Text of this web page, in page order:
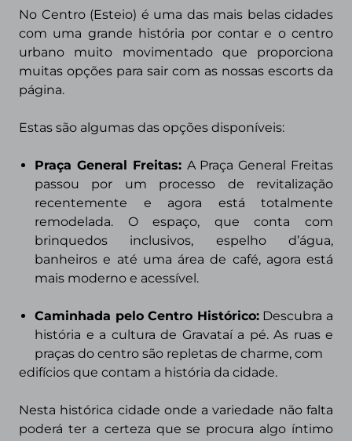
No Centro (Esteio) é uma das mais belas cidades
com uma grande história por contar e o centro
urbano muito movimentado que proporciona
muitas opções para sair com as nossas escorts da
página.
Estas são algumas das opções disponíveis:
Praça General Freitas: A Praça General Freitas
passou por um processo de revitalização
recentemente e agora está totalmente
remodelada. O espaço, que conta com
brinquedos inclusivos, espelho d’água,
banheiros e até uma área de café, agora está
mais moderno e acessível.
Caminhada pelo Centro Histórico:Descubra a
história e a cultura de Gravataí a pé. As ruas e
praças do centro são repletas de charme, com
edifícios que contam a história da cidade.
Nesta histórica cidade onde a variedade não falta
poderá ter a certeza que se procura algo íntimo